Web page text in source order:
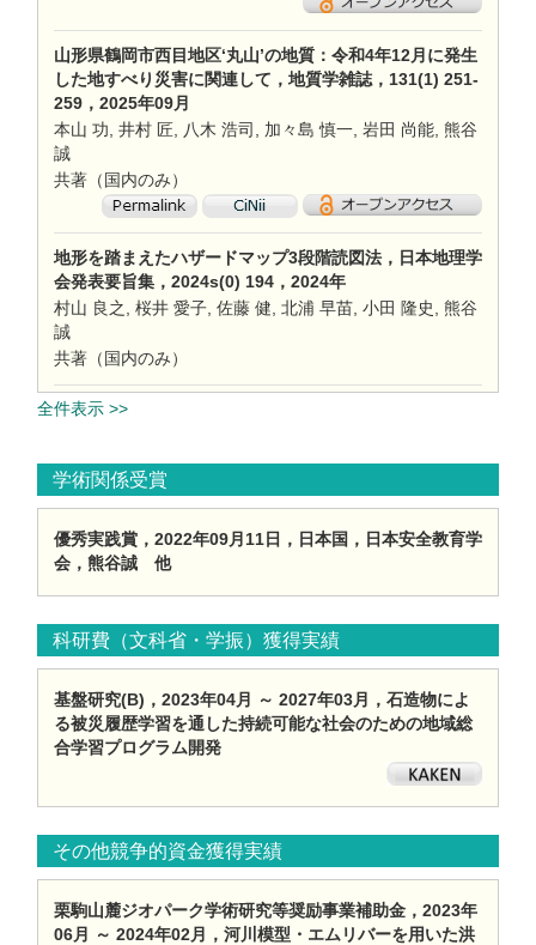
山形県鶴岡市西目地区‘丸山’の地質：令和4年12月に発生
した地すべり災害に関連して，地質学雑誌，131(1) 251-
259，2025年09月
本山 功, 井村 匠, 八木 浩司, 加々島 慎一, 岩田 尚能, 熊谷
誠
共著（国内のみ）
地形を踏まえたハザードマップ3段階読図法，日本地理学
会発表要旨集，2024s(0) 194，2024年
村山 良之, 桜井 愛子, 佐藤 健, 北浦 早苗, 小田 隆史, 熊谷
誠
共著（国内のみ）
全件表示 >>
学術関係受賞
優秀実践賞，2022年09月11日，日本国，日本安全教育学
会，熊谷誠 他
科研費（文科省・学振）獲得実績
基盤研究(B)，2023年04月 ～ 2027年03月，石造物によ
る被災履歴学習を通した持続可能な社会のための地域総
合学習プログラム開発
その他競争的資金獲得実績
栗駒山麓ジオパーク学術研究等奨励事業補助金，2023年
06月 ～ 2024年02月，河川模型・エムリバーを用いた洪